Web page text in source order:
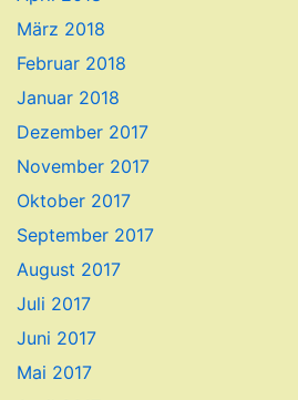
März 2018
Februar 2018
Januar 2018
Dezember 2017
November 2017
Oktober 2017
September 2017
August 2017
Juli 2017
Juni 2017
Mai 2017